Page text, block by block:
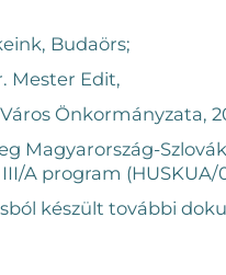
Budaörs;
Mester Edit,
Önkormányzata,
Magyarország-
A program
készült további